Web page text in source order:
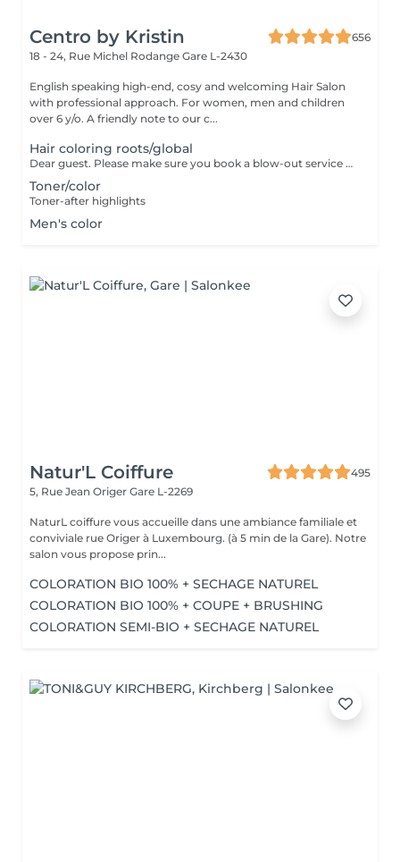
Centro by Kristin
656
18 - 24, Rue Michel Rodange Gare L-2430
English speaking high-end, cosy and welcoming Hair Salon
with professional approach. For women, men and children
over 6 y/o. A friendly note to our c...
Hair coloring roots/global
Dear guest. Please make sure you book a blow-out service after your color service, that is additional 30 minutes to the total service. Thank you for understanding. Team Centro
Toner/color
Toner-after highlights
Men's color
Natur'L Coiffure
495
5, Rue Jean Origer Gare L-2269
NaturL coiffure vous accueille dans une ambiance familiale et
conviviale rue Origer à Luxembourg. (à 5 min de la Gare). Notre
salon vous propose prin...
COLORATION BIO 100% + SECHAGE NATUREL
COLORATION BIO 100% + COUPE + BRUSHING
COLORATION SEMI-BIO + SECHAGE NATUREL